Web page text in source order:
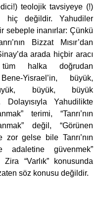
teolojik tavsiyeye (!)
hiç değildir. Yahudiler
sebeple inanırlar: Çünkü
Bizzat Mısır’dan
arada hiçbir aracı
tüm halka doğrudan
Yisrael’in, büyük,
büyük, büyük
Dolayısıyla Yahudilikte
terimi, “Tanrı’nın
değil, “Görünen
zor gelse bile Tanrı’nın
adaletine güvenmek”
Zira “Varlık” konusunda
söz konusu değildir.